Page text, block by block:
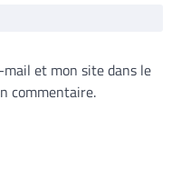
et mon site dans le
commentaire.